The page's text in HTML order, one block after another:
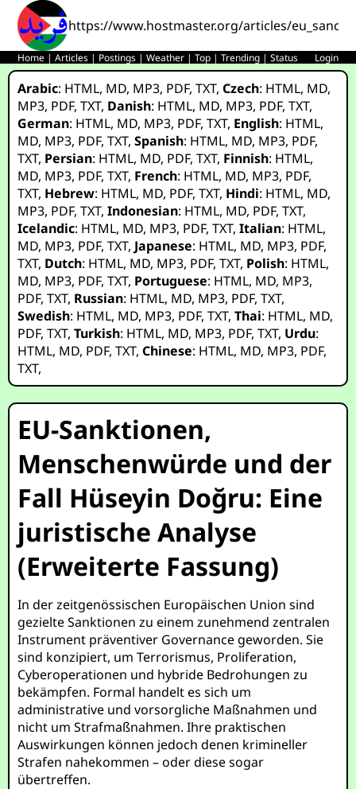
https://www.hostmaster.org/articles/
Home |Articles | Postings |Weather |Top |Trending |Status Login
Arabic: HTML, MD, MP3, PDF,TXT,Czech: HTML, MD,
MP3, PDF,TXT, Danish: HTML, MD, MP3, PDF,TXT,
German: HTML, MD, MP3, PDF,TXT, English: HTML,
MD, MP3, PDF,TXT,Spanish: HTML, MD, MP3, PDF,
TXT, Persian: HTML, MD, PDF,TXT, Finnish: HTML,
MD, MP3, PDF,TXT, French: HTML, MD, MP3, PDF,
TXT, Hebrew: HTML, MD, PDF,TXT, Hindi: HTML, MD,
MP3, PDF,TXT,Indonesian: HTML, MD, PDF,TXT,
Icelandic: HTML, MD, MP3, PDF,TXT,Italian: HTML,
MD, MP3, PDF,TXT, Japanese: HTML, MD, MP3, PDF,
TXT, Dutch: HTML, MD, MP3, PDF,TXT, Polish: HTML,
MD, MP3, PDF,TXT, Portuguese: HTML, MD, MP3,
PDF,TXT, Russian: HTML, MD, MP3, PDF,TXT,
Swedish: HTML, MD, MP3, PDF,TXT,Thai: HTML, MD,
PDF,TXT,Turkish: HTML, MD, MP3, PDF,TXT, Urdu:
HTML, MD, PDF,TXT,Chinese: HTML, MD, MP3, PDF,
TXT,
EU-Sanktionen,
Menschenwürde und der
Fall Hüseyin Doğru: Eine
juristische Analyse
(Erweiterte Fassung)
In der zeitgenössischen Europäischen Union sind
gezielte Sanktionen zu einem zunehmend zentralen
Instrument präventiver Governance geworden. Sie
sind konzipiert, um Terrorismus, Proliferation,
Cyberoperationen und hybride Bedrohungen zu
bekämpfen. Formal handelt es sich um
administrative und vorsorgliche Maßnahmen und
nicht um Strafmaßnahmen. Ihre praktischen
Auswirkungen können jedoch denen krimineller
Strafen nahekommen – oder diese sogar
übertreffen.